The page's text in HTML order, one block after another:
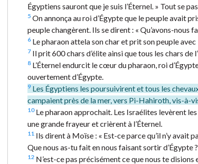
Égyptiens sauront que je suis l’Éternel. » Tout se
5 On annonça au roi d’Égypte que le peuple avait
peuple changèrent. Ils se dirent : « Qu’avons-nous
6 Le pharaon attela son char et prit son peuple avec
7 Il prit 600 chars d’élite ainsi que tous les chars de
8 L’Éternel endurcit le cœur du pharaon, roi
ouvertement d’Égypte.
9 Les Égyptiens les poursuivirent et tous les
campaient près de la mer, vers Pi-Hahiroth, vis-à-
10Le pharaon approchait. Les Israélites levèrent
une grande frayeur et crièrent à l’Éternel.
11 Ils dirent à Moïse : « Est-ce parce qu’il n’y avait
Que nous as-tu fait en nous faisant sortir d’Égypte ?
12 N’est-ce pas précisément ce que nous te